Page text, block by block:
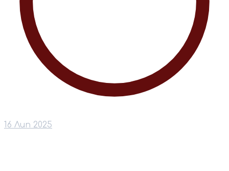
16 Лип 2025